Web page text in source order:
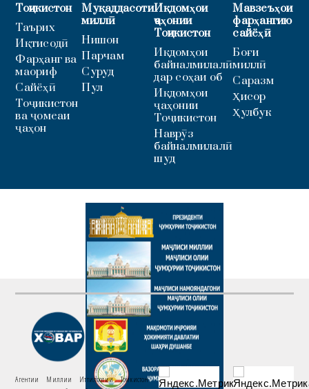
Тоҷикистон
Таърих
Иқтисодӣ
Фарҳанг ва
маориф
Сайёҳӣ
Тоҷикистон
ва ҷомеаи
ҷаҳон
Муқаддасоти
миллӣ
Нишон
Парчам
Суруд
Пул
Иқдомҳои
ҷаҳонии
Тоҷикистон
Иқдомҳои
байналмилалӣ
дар соҳаи об
Иқдомҳои
ҷаҳонии
Тоҷикистон
Наврӯз
байналмилалӣ
шуд
Мавзеъҳои
фарҳангию
сайёҳӣ
Боғи
миллӣ
Саразм
Ҳисор
Ҳулбук
Агентии Миллии Иттилоотии Тоҷикистон